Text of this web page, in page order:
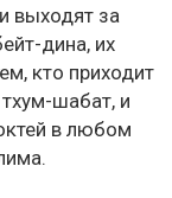
выходят за
дина, их
кто приходит
шабат, и
в любом